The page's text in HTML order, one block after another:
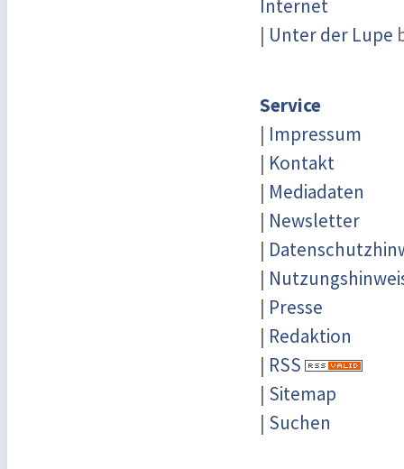
Internet
| Unter der Lupe
Service
| Impressum
| Kontakt
| Mediadaten
| Newsletter
|
|
| Presse
| Redaktion
| RSS
| Sitemap
| Suchen